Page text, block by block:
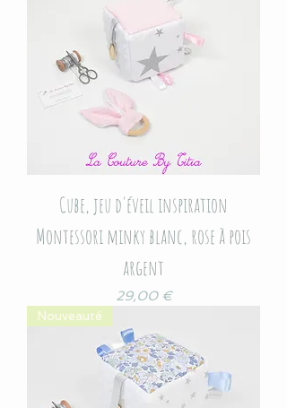
Cube, jeu d'éveil inspiration
Montessori minky blanc, rose à pois
argent
Prix
29,00 €
Nouveauté